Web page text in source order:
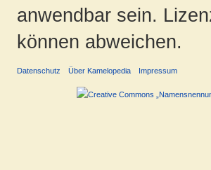
anwendbar sein.
können abweichen.
Datenschutz Über Kamelopedia Impressum